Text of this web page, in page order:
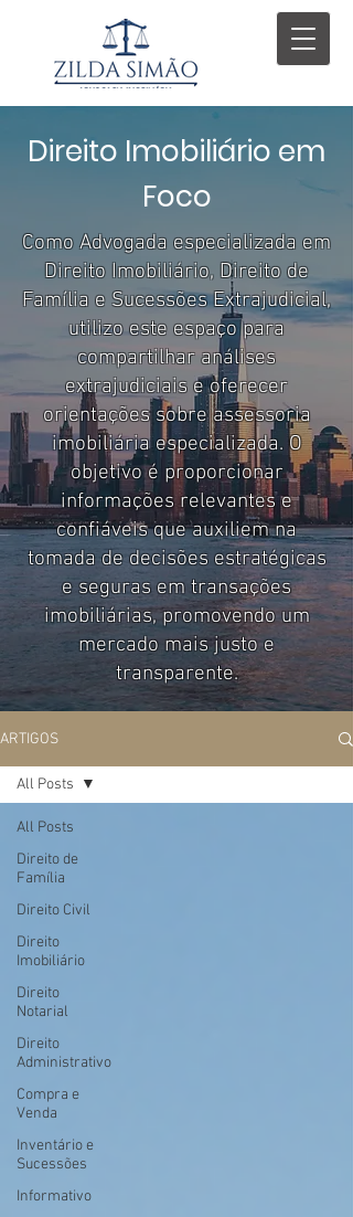
Direito Imobiliário em
Foco
Como Advogada especializada em
Direito Imobiliário, Direito de
Família e Sucessões Extrajudicial,
utilizo este espaço para
compartilhar análises
extrajudiciais e oferecer
orientações sobre assessoria
imobiliária especializada. O
objetivo é proporcionar
informações relevantes e
confiáveis que auxiliem na
tomada de decisões estratégicas
e seguras em transações
imobiliárias, promovendo um
mercado mais justo e
transparente.
ARTIGOS
All Posts
Direito de
Família
Direito Civil
Direito
Imobiliário
Direito
Notarial
Direito
Administrativo
Compra e
Venda
Inventário e
Sucessões
Informativo
All Posts